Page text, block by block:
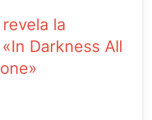
revela la
Darkness All